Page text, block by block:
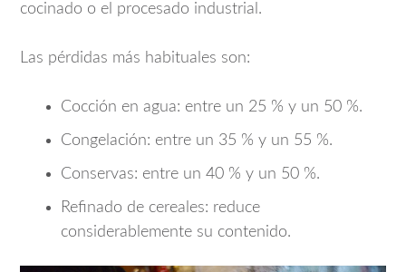
cocinado o el procesado industrial.
Las pérdidas más habituales son:
Cocción en agua: entre un 25 % y un 50 %.
Congelación: entre un 35 % y un 55 %.
Conservas: entre un 40 % y un 50 %.
Refinado de cereales: reduce
considerablemente su contenido.